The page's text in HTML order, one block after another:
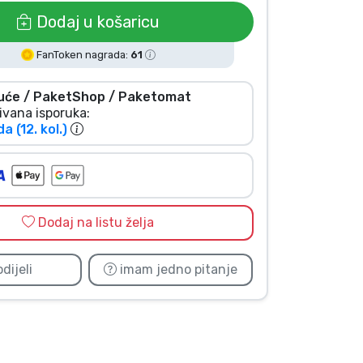
Dodaj u košaricu
FanToken nagrada: 61
/ PaketShop / Paketomat
isporuka:
(12. kol.)
Dodaj na listu želja
imam jedno pitanje